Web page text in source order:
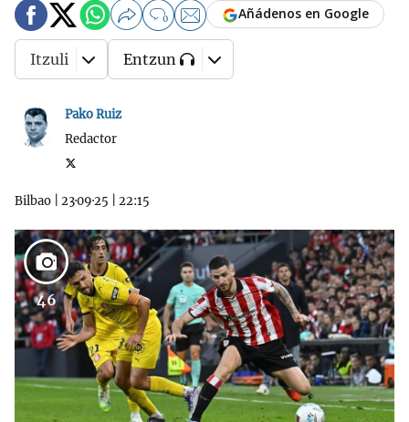
Pako Ruiz
Redactor
Bilbao 23·09·25 22:15
0 Añádenos en Google
Itzuli Entzun
46